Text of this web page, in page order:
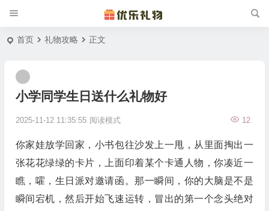
首页 礼物攻略 正文
小学同学生日送什么礼物好
2025-11-12 11:35:55 12
阅读模式
你家娃放学回家，小书包往沙发上一甩，从里面掏出一
张花花绿绿的卡片，上面印着某个卡通人物，你凑近一
瞧，嚯，生日派对邀请函。那一瞬间，你的大脑是不是
瞬间宕机，然后开始飞速运转，冒出的第一个念头绝对